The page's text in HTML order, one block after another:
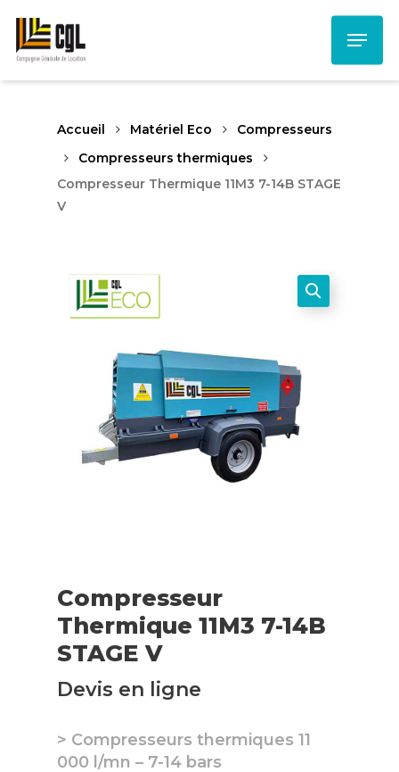
main
content
Menu
Accueil Matériel Eco
Compresseurs
Compresseurs thermiques
Compresseur Thermique 11M3 7-14B STAGE
V
Compresseur
Thermique 11M3 7-14B
STAGE V
Devis en ligne
> Compresseurs thermiques 11
000 l/mn – 7-14 bars